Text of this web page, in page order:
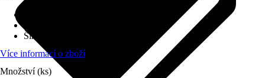
Šířka
Více informací o zboží
Množství (ks)